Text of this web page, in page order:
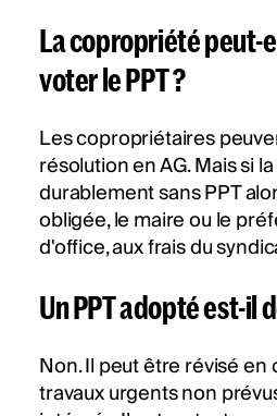
La copropriété peut-
voter le PPT ?
Les copropriétaires
résolution en AG. Mais si
durablement sans PPT
obligée, le maire ou le
d'office, aux frais du
Un PPT adopté est-il
Non. Il peut être révisé en
travaux urgents non